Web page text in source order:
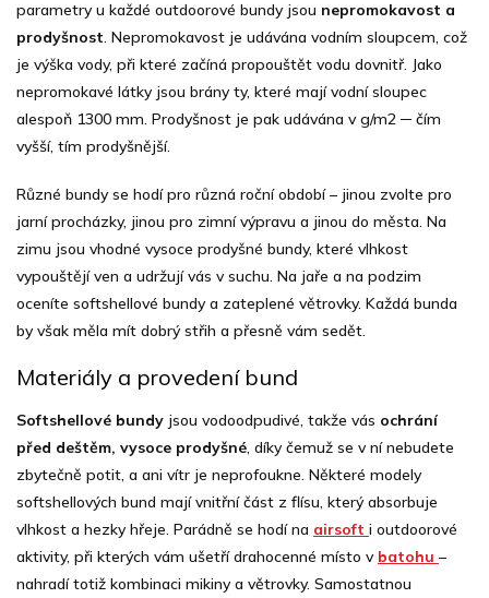
parametry u každé outdoorové bundy jsou nepromokavost a
prodyšnost . Nepromokavost je udávána vodním sloupcem, což
je výška vody, při které začíná propouštět vodu dovnitř. Jako
nepromokavé látky jsou brány ty, které mají vodní sloupec
alespoň 1300 mm. Prodyšnost je pak udávána v g/m2 ─ čím
vyšší, tím prodyšnější.
Různé bundy se hodí pro různá roční období – jinou zvolte pro
jarní procházky, jinou pro zimní výpravu a jinou do města. Na
zimu jsou vhodné vysoce prodyšné bundy, které vlhkost
vypouštějí ven a udržují vás v suchu. Na jaře a na podzim
oceníte softshellové bundy a zateplené větrovky. Každá bunda
by však měla mít dobrý střih a přesně vám sedět.
Materiály a provedení bund
Softshellové bundy jsou vodoodpudivé, takže vás ochrání
před deštěm, vysoce prodyšné, díky čemuž se v ní nebudete
zbytečně potit, a ani vítr je neprofoukne. Některé modely
softshellových bund mají vnitřní část z flísu, který absorbuje
vlhkost a hezky hřeje. Parádně se hodí na airsoft i outdoorové
aktivity, při kterých vám ušetří drahocenné místo v batohu –
nahradí totiž kombinaci mikiny a větrovky. Samostatnou